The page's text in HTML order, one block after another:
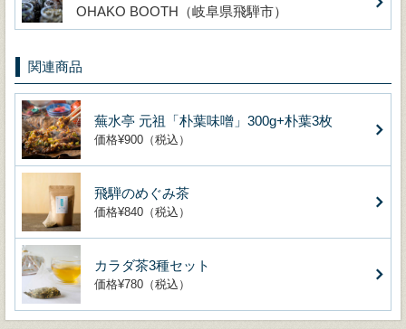
OHAKO BOOTH（岐阜県飛騨市）
関連商品
蕪水亭 元祖「朴葉味噌」300g+朴葉3枚
価格¥900（税込）
飛騨のめぐみ茶
価格¥840（税込）
カラダ茶3種セット
価格¥780（税込）